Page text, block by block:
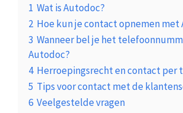
1 Wat is Autodoc?
2 Hoe kun je contact opnemen met
3 Wanneer bel je het
Autodoc?
4 Herroepingsrecht en contact per
5 Tips voor contact met de
6 Veelgestelde vragen